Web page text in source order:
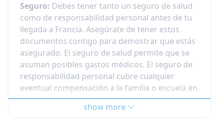
Seguro: Debes tener tanto un seguro de salud
como de responsabilidad personal antes de tu
llegada a Francia. Asegúrate de tener estos
documentos contigo para demostrar que estás
asegurado. El seguro de salud permite que se
asuman posibles gastos médicos. El seguro de
responsabilidad personal cubre cualquier
eventual compensación a la familia o escuela en
caso de que causes daños a la vivienda o a las
posesiones de la familia. Si no estás cubierto
show more